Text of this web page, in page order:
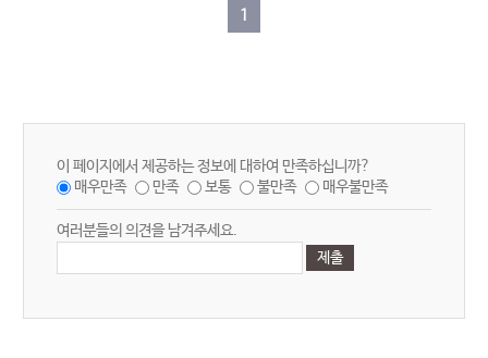
1
이 페이지에서 제공하는 정보에 대하여 만족하십니까?
매우만족
만족 보통 불만족 매우불만족
여러분들의 의견을 남겨주세요.